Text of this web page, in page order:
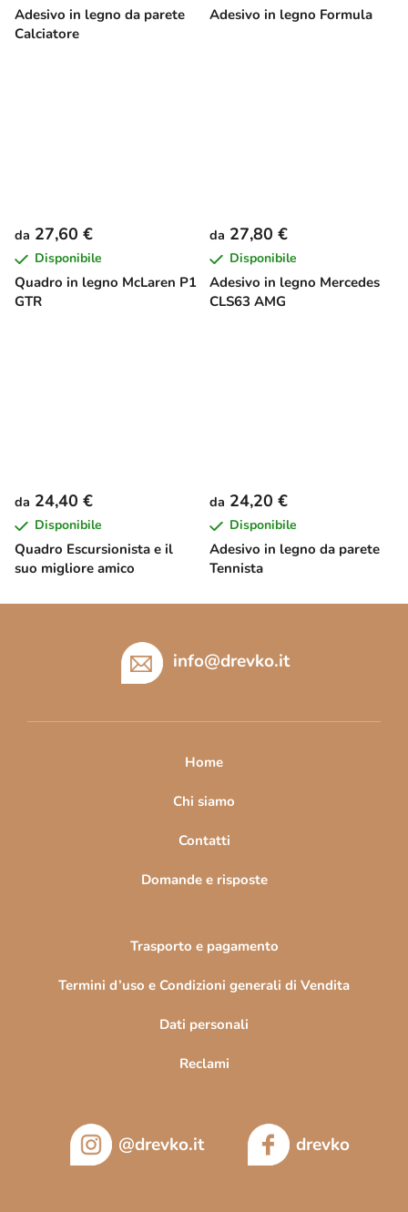
Adesivo in legno da parete
Calciatore
Adesivo in legno Formula
Quadro in legno McLaren P1
GTR
da 27,60 €
Disponibile
Adesivo in legno Mercedes
CLS63 AMG
da 27,80 €
Disponibile
Quadro Escursionista e il
suo migliore amico
da 24,40 €
Disponibile
Adesivo in legno da parete
Tennista
da 24,20 €
Disponibile
info@drevko.it
Home
Chi siamo
Contatti
Domande e risposte
Trasporto e pagamento
Termini d’uso e Condizioni generali di Vendita
Dati personali
Reclami
@drevko.it drevko